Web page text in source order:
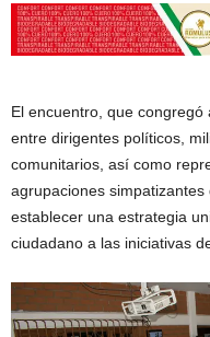
El encuentro, que
entre dirigentes políticos,
comunitarios, así como
agrupaciones
establecer una estrategia
ciudadano a las iniciativas